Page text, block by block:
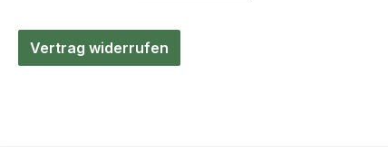
Vertrag widerrufen